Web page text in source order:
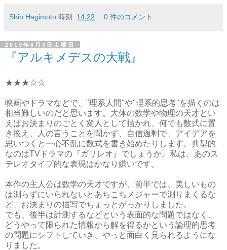
Shin Hagimoto 時刻: 14:22 0 件のコメント:
2019年8月3日土曜日
『アルキメデスの大戦』
★★★☆☆
映画やドラマなどで、"理系人間"や"理系的思考"を描くのは
相当難しいのだと思います。大体の数学や物理の天才とい
えばお決まりのごとく変人として描かれ、何でも数式に置
き換え、人の言うことを聞かず、自信過剰で、アイデアを
思いつくと一心不乱に数式を書き始めたりします。典型的
なのはTVドラマの『ガリレオ』でしょうか。私は、あのス
テレオタイプ的な表現はかなり嫌いです。
本作の主人公は数学の天才ですが、前半では、美しいもの
は測らずにいられないとあちこちメジャーで測りまくるな
ど、お決まりの描写でちょっとがっかりしました。
でも、後半は計測するなどという表面的な問題ではなく、
どうやって限られた情報から解を得るかという論理的思考
の問題にシフトしていき、やっと面白く見られるようにな
りました。